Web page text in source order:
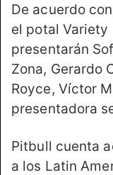
De acuerdo
el potal Variety
presentarán
Zona, Gerardo
Royce, Víctor
presentadora
Pitbull cuenta
a los Latin